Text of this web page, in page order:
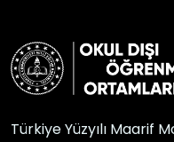
Türkiye Yüzyılı Maarif